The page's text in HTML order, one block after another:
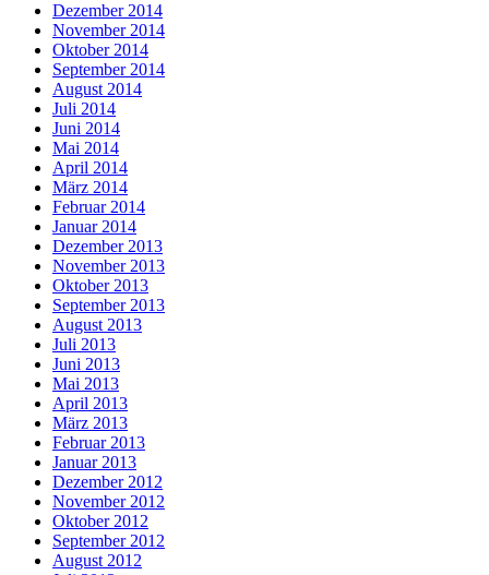
Dezember 2014
November 2014
Oktober 2014
September 2014
August 2014
Juli 2014
Juni 2014
Mai 2014
April 2014
März 2014
Februar 2014
Januar 2014
Dezember 2013
November 2013
Oktober 2013
September 2013
August 2013
Juli 2013
Juni 2013
Mai 2013
April 2013
März 2013
Februar 2013
Januar 2013
Dezember 2012
November 2012
Oktober 2012
September 2012
August 2012